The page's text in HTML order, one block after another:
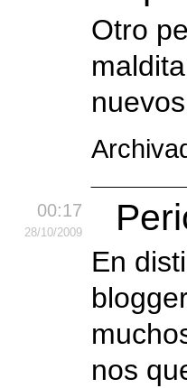
Otro
00:17
28/10/2009
En
nos